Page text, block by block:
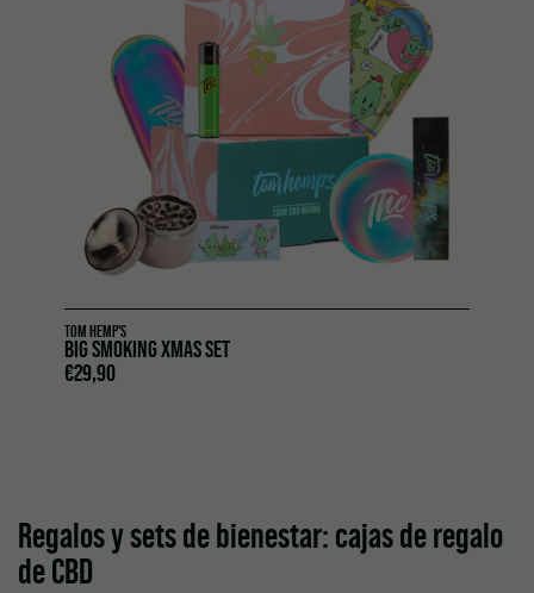
TOM HEMP'S
BIG SMOKING XMAS SET
€29,90
Regalos ysetsde bienestar: cajas de regalo
de CBD